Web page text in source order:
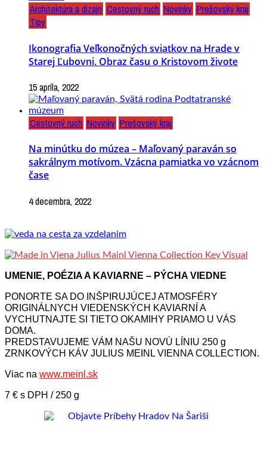
Architektúra a dizajn Cestovný ruch Novinky Prešovský kraj
Tipy
Ikonografia Veľkonočných sviatkov na Hrade v
Starej Ľubovni. Obraz času o Kristovom živote
15 apríla, 2022
Cestovný ruch Novinky Prešovský kraj
Na minútku do múzea – Maľovaný paraván so
sakrálnym motívom. Vzácna pamiatka vo vzácnom
čase
4 decembra, 2022
UMENIE, POÉZIA A KAVIARNE – PÝCHA VIEDNE
PONORTE SA DO INŠPIRUJÚCEJ ATMOSFÉRY
ORIGINÁLNYCH VIEDENSKÝCH KAVIARNÍ A
VYCHUTNAJTE SI TIETO OKAMIHY PRIAMO U VÁS
DOMA.
PREDSTAVUJEME VÁM NAŠU NOVÚ LÍNIU 250 g
ZRNKOVÝCH KÁV JULIUS MEINL VIENNA COLLECTION.
Viac na www.meinl.sk
7 € s DPH / 250 g